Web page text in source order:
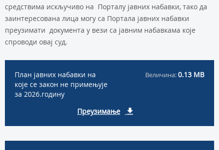
средствима искључиво на Порталу јавних набавки, тако да
заинтересована лица могу са Портала јавних набавки
преузимати документа у вези са јавним набавкама које
спроводи овај суд.
План јавних набавки на
које се закон не примењује
за 2026.годину
Величина:0.13 MB
Преузимање